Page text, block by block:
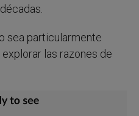
sea particularmente
las razones de